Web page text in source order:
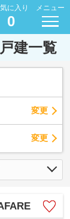
に入り
0
メニュー
建一覧
変更
変更